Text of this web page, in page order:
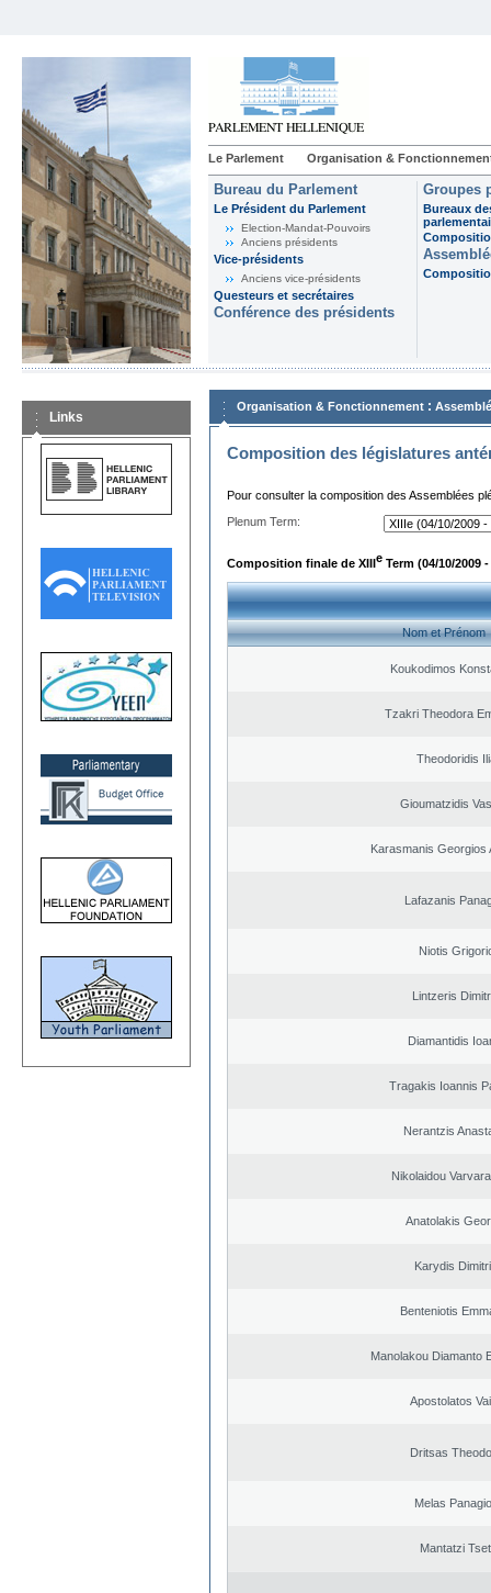
Le Parlement Organisation &
Bureau du Parlement
Le Président du Parlement
Election-Mandat-Pouvoirs
Anciens présidents
Vice-présidents
Anciens vice-présidents
Questeurs et secrétaires
Conférence des présidents
Groupes
Bureaux
Links
Organisation & Fonctionnement :
Composition des législatures
Pour consulter la composition des Assemblées
Plenum Term:
Composition finale de XIIIe Term (04/10/2009 -
Nom et Prénom
Koukodimos
Tzakri Theodora
Theodoridis
Gioumatzidis
Karasmanis Georgios
Lafazanis
Niotis
Lintzeris
Diamantidis
Tragakis Ioannis
Nerantzis
Nikolaidou
Anatolakis
Karydis
Benteniotis
Manolakou Diamanto
Apostolatos
Dritsas
Melas
Mantatzi